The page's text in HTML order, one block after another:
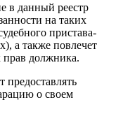
в данный реестр
на таких
пристава-
а также повлечет
прав должника.
предоставлять
о своем